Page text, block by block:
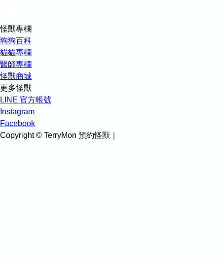
怪獸專欄
狗狗百科
貓貓專欄
醫師專欄
怪獸商城
更多怪獸
LINE 官方帳號
Instagram
Facebook
Copyright © TerryMon 預約怪獸｜